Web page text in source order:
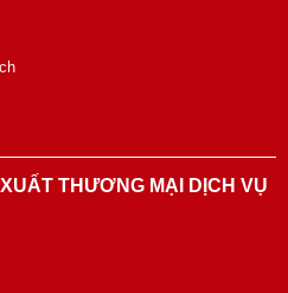
THƯƠNG MẠI DỊCH VỤ